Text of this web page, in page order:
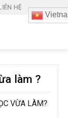
HỆ
làm ?
VỪA LÀM?